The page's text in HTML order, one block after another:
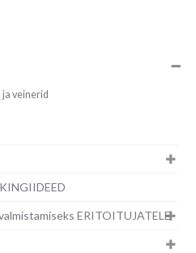
veinerid
ERITOITUJATELE